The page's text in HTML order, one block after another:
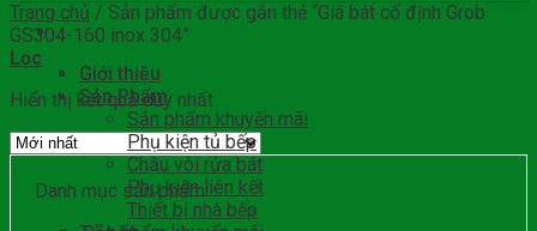
Giới thiệu
Sản Phẩm
Sản phẩm khuyến mãi
Phụ kiện tủ bếp
Chậu vòi rửa bát
Phụ kiện liên kết
Thiết bị nhà bếp
Trang chủ / Sản phẩm được gắn thẻ “Giá bát cố định Grob
GS304-160 inox 304”
Lọc
Hiển thị kết quả duy nhất
Danh mục sản phẩm